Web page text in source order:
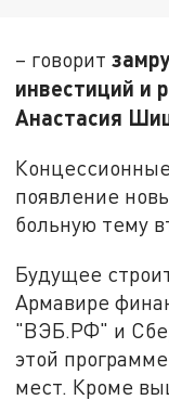
– говорит
инвестиций и
Анастасия
появление
больную тему
Будущее
Армавире
"ВЭБ.РФ" и
этой
мест. Кроме